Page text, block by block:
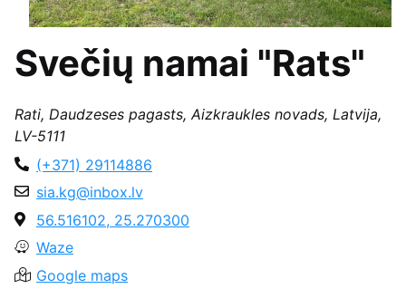
Svečių namai "Rats"
Rati, Daudzeses pagasts, Aizkraukles novads, Latvija,
LV-5111
(+371) 29114886
sia.kg@inbox.lv
56.516102, 25.270300
Waze
Google maps